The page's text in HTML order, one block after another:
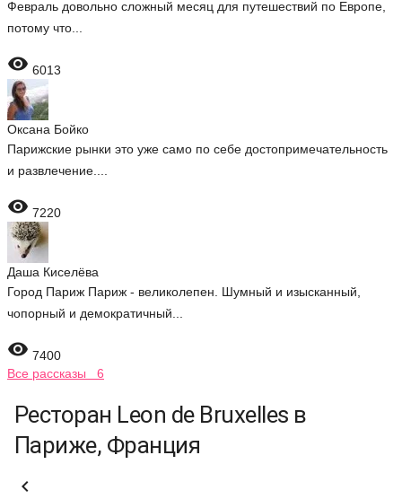
Февраль довольно сложный месяц для путешествий по Европе,
потому что...
 6013
Оксана Бойко
Парижские рынки это уже само по себе достопримечательность
и развлечение....
 7220
Даша Киселёва
Город Париж Париж - великолепен. Шумный и изысканный,
чопорный и демократичный...
 7400
Все рассказы 6
Ресторан Leon de Bruxelles в
Париже, Франция
